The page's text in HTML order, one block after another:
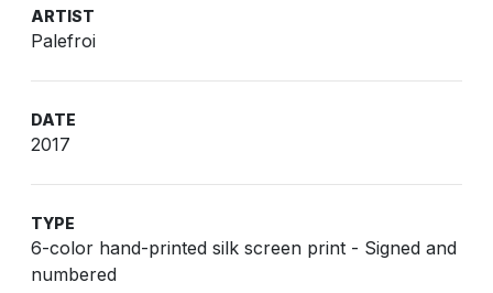
ARTIST
Palefroi
DATE
2017
TYPE
6-color hand-printed silk screen print - Signed and
numbered